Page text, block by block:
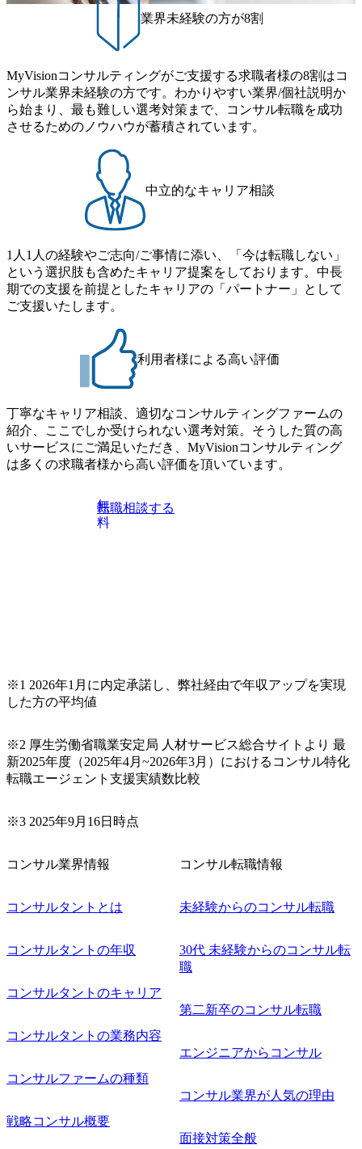
は、転職時報酬アップが基本 強く「個人」の成⾧を重視す
るカルチャーであり、昇進に枠もなく、今ならReadyになれ
ば上がれる環境となっている 安定した経営環境の下、コン
できる 豊富な経験を持つコンサル経験者の場合は、自らチ
ームを立ち上げることが可能 裁量をもった営業活動、デリ
バリー活動ができる(スタートアップとの協業、新規ソリュ
ーションの開発 など) シンプレクスの顧客基盤、エンジニ
できる 2026年8月21日(金) 19:30〜21:30 (19:20開場) 2026年8
月12日(水) 16:00 ※参加状況によっては抽選とさせていただ
く可能性がございます。 このたび、ファーム経験者の方を
対象にした懇親会形式の採用イベント「サロンイベント」
を開催いたします。 カジュアルな場で現場社員と直接交流
できる機会ですので、ぜひご参加ください。 当日はXspear
Consulting代表取締役の早田とMDやその他現場社員が複数
名参加する予定です！ ●費用 : 無料 虎ノ門ヒルズ付近 ※詳
細な場所については参加者の方へ個別でご連絡いたしま
す。 コンサルファームにてマネージャー以上の職務を担当
発で、多くのクラブが立ち上がっており、さまざまな役
職・所属・組織を超えて社員間のネットワーク形成・交流
の場となっている <u>教育・研修プログラムが非常に充実</
番組があり、新卒紹介、会社の七不思議紹介等、規模が大
きくなっていく中で社員同士のつながりを広げる取り組み
もしている 今後の成長戦略として海外展開を見据えてい
る。足元のグローバル案件割合は10%程度だが、英語が得
ンスも大きい。 代表インタビュー https://note.com/dirbato/n/n0
a040c36b128 Forbes JAPAN BrandVoice Studio 「使命はテクノ
ロジーで企業の可能性を引き出すこと。日本に求められるI
Tコンサルタントという伴走者」 https://forbesjapan.com/article
s/detail/67452 Forbes JAPAN BrandVoice Studio 「コンサル業
界におけるIT人材価値再興。Dirbatoの最前線パートナーが
切り開くテクノロジーの変革」 https://forbesjapan.com/articles/
preview/68657?preview=TAI1oir8Coe5Df3zuZhtd24YfH72/Zzdm
BTIEMOnWUWREjOFLO1IL1KPEi4dgCbb Forbes JAPAN Bra
ndVoice Studio 「求めるのは、競争と連帯 。IT特化の急成長
ファーム・Dirbatoの社員支援」 https://forbesjapan.com/articles/
detail/69848 MyViision企業インタビュー① https://my-vision.co.
jp/consulting-firm/dirbato/interview01 MyViision企業インタビュ
ー② https://my-vision.co.jp/consulting-firm/dirbato/interview02 20
26年8月18日(火) 19:00開始～最長20:00終了 2026年8月13日
(木) 16:00 当日はDirbatoの現役トップコンサルタントが業界
動向を踏まえ、コンサルティング市場の最新トレンドをお
伝えいたします。コンサルティング業界への転職を迷われ
ている方や情報収集を行いたい方のご参加も歓迎です。更
ンサルタントも登壇しますので、当社へ気になることや転
職後のご不安な事はその場でご質問いただけますので、ぜ
承ください。 【服装・持ち物】 ・特になし カジュアルな服
装でご参加ください。 【募集ポジション】 ITコンサルタン
定 ・全社デジタルトランスフォーメーション企画構想 ・業
務/組織/システムの現状分析/RPA選定/導入/実装 ・プライベ
ート/パブリッククラウド導入 ・AI活用による業務効率化/
企画 ・Disruptive Technologyを活用した新規事業の立案/推
上げていきたい ・サービスやソリューションに捉われず、
でのプロジェクトに参画し、自身のスキルアップを図りた
規事業開発にも興味があり、ゆくゆくはチャレンジしてみ
業界未経験の方が8割
MyVisionコンサルティングがご支援する求職者様の8割はコ
ンサル業界未経験の方です。わかりやすい業界/個社説明か
ら始まり、最も難しい選考対策まで、コンサル転職を成功
させるためのノウハウが蓄積されています。
中立的なキャリア相談
1人1人の経験やご志向/ご事情に添い、「今は転職しない」
という選択肢も含めたキャリア提案をしております。中長
期での支援を前提としたキャリアの「パートナー」として
ご支援いたします。
利用者様による高い評価
丁寧なキャリア相談、適切なコンサルティングファームの
紹介、ここでしか受けられない選考対策。そうした質の高
いサービスにご満足いただき、MyVisionコンサルティング
は多くの求職者様から高い評価を頂いています。
無
料
転職相談する
※1 2026年1月に内定承諾し、弊社経由で年収アップを実現
した方の平均値
※2 厚生労働省職業安定局 人材サービス総合サイトより 最
新2025年度（2025年4月~2026年3月）におけるコンサル特化
転職エージェント支援実績数比較
※3 2025年9月16日時点
コンサル業界情報
コンサルタントとは
コンサルタントの年収
コンサルタントのキャリア
コンサルタントの業務内容
コンサルファームの種類
戦略コンサル概要
コンサル転職情報
未経験からのコンサル転職
30代 未経験からのコンサル転
職
第二新卒のコンサル転職
エンジニアからコンサル
コンサル業界が人気の理由
面接対策全般